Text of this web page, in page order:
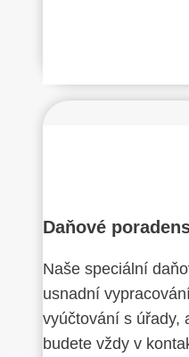
Daňové
Naše speciální
usnadní
vyúčtování s úřady,
budete vždy v